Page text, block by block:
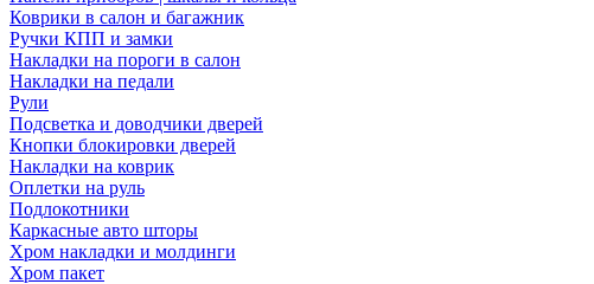
Коврики в салон и багажник
Ручки КПП и замки
Накладки на пороги в салон
Накладки на педали
Рули
Подсветка и доводчики дверей
Кнопки блокировки дверей
Накладки на коврик
Оплетки на руль
Подлокотники
Каркасные авто шторы
Хром накладки и молдинги
Хром пакет